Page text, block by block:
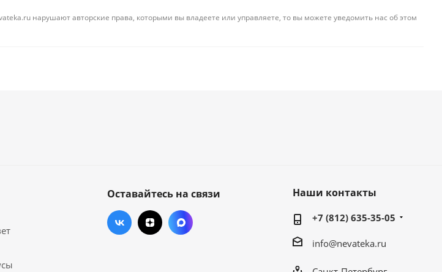
нарушают авторские права, которыми вы владеете или управляете, то вы можете уведомить нас об этом
Оставайтесь на связи Наши контакты
+7 (812) 635-35-05
info@nevateka.ru